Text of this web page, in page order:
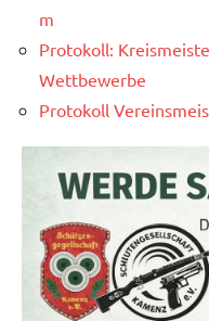
m
Protokoll:
Wettbewerbe
Protokoll